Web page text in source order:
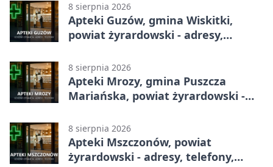
8 sierpnia 2026
Apteki Guzów, gmina Wiskitki,
powiat żyrardowski - adresy,
8 sierpnia 2026
Apteki Mrozy, gmina Puszcza
Mariańska, powiat żyrardowski -
8 sierpnia 2026
Apteki Mszczonów, powiat
żyrardowski - adresy, telefony,